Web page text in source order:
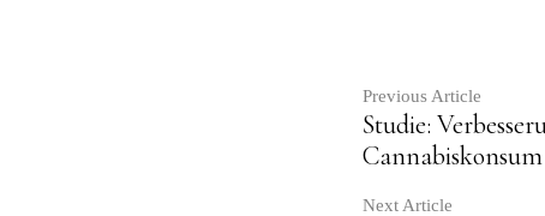
Reading
Previous Article
Studie:
Cannabiskonsum
Next Article